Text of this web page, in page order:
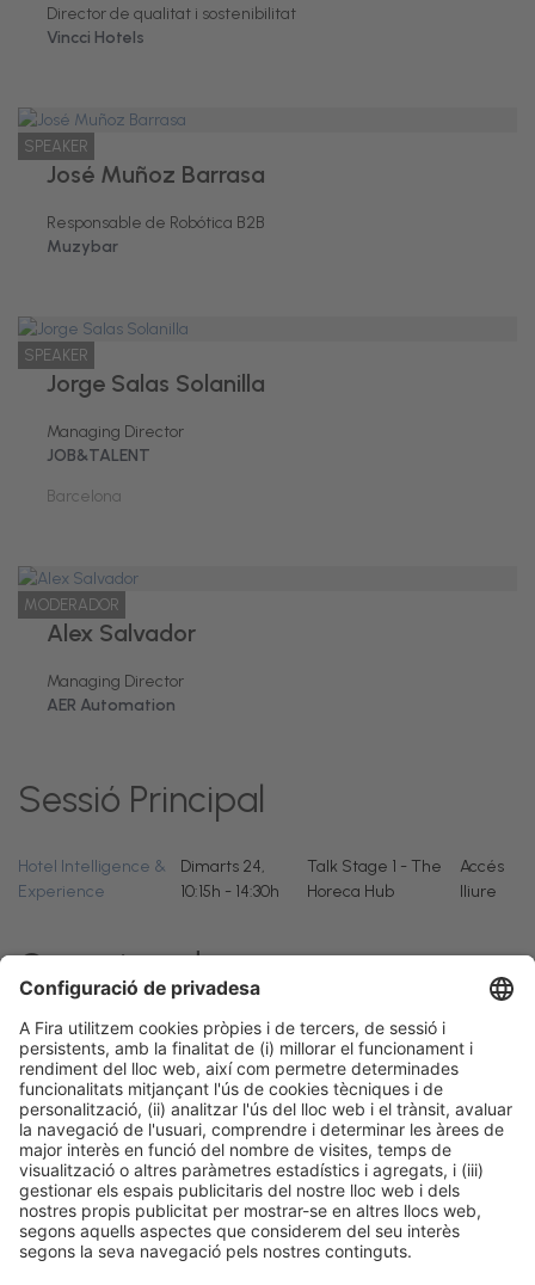
Director de qualitat i sostenibilitat
Vincci Hotels
SPEAKER
José Muñoz Barrasa
Responsable de Robótica B2B
Muzybar
SPEAKER
Jorge Salas Solanilla
Managing Director
JOB&TALENT
Barcelona
MODERADOR
Alex Salvador
Managing Director
AER Automation
Sessió Principal
Hotel Intelligence &
Experience
Dimarts 24,
10:15h - 14:30h
Talk Stage 1 - The
Horeca Hub
Accés
lliure
Organitzadors
Informació legalAvís legal Política de privacitatPolítica de cookies